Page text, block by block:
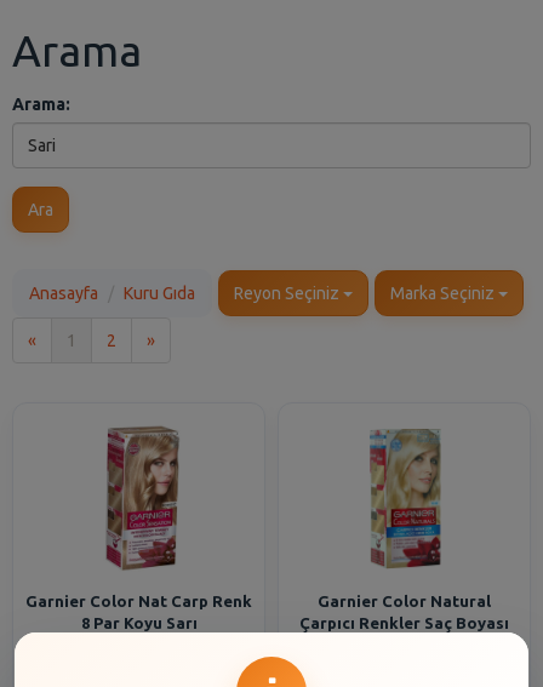
Arama
Arama:
Ara
Anasayfa Kuru Gıda Reyon Seçiniz Marka Seçiniz
« 1 2 »Son
Garnier Color Nat Carp Renk
8 Par Koyu Sarı
Garnier Color Natural
Çarpıcı Renkler Saç Boyası